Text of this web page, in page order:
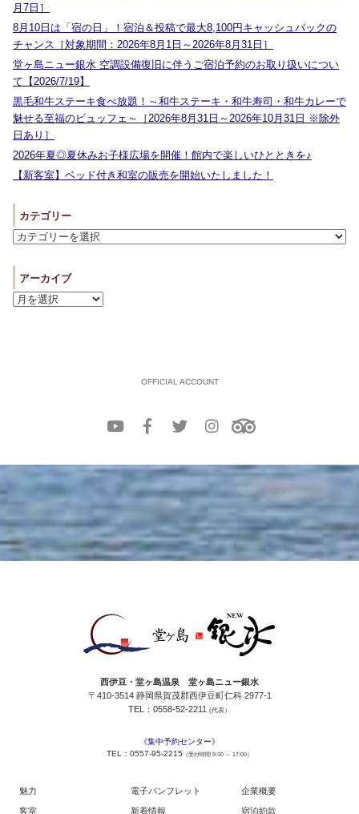
月7日］
8月10日は「宿の日」！宿泊＆投稿で最大8,100円キャッシュバックの
チャンス［対象期間：2026年8月1日～2026年8月31日］
堂ヶ島ニュー銀水 空調設備復旧に伴うご宿泊予約のお取り扱いについ
て【2026/7/19】
黒毛和牛ステーキ食べ放題！～和牛ステーキ・和牛寿司・和牛カレーで
魅せる至福のビュッフェ～［2026年8月31日～2026年10月31日 ※除外
日あり］
2026年夏◎夏休みお子様広場を開催！館内で楽しいひとときを♪
【新客室】ベッド付き和室の販売を開始いたしました！
カテゴリー
アーカイブ
OFFICIAL ACCOUNT
西伊豆・堂ヶ島温泉 堂ヶ島ニュー銀水
〒410-3514 静岡県賀茂郡西伊豆町仁科 2977-1
TEL：0558-52-2211 (代表）
《集中予約センター》
TEL：0557-95-2215 （受付時間 9:30 ～ 17:00）
魅力
客室
電子パンフレット
新着情報
企業概要
宿泊約款